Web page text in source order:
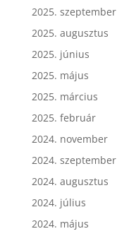
2025. szeptember
2025. augusztus
2025. június
2025. május
2025. március
2025. február
2024. november
2024. szeptember
2024. augusztus
2024. július
2024. május